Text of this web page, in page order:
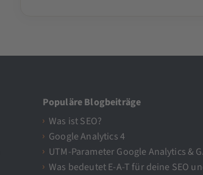
Populäre Blogbeiträge
Was ist SEO?
Google Analytics 4
UTM-Parameter Google Analytics &
Was bedeutet E-A-T für deine SEO